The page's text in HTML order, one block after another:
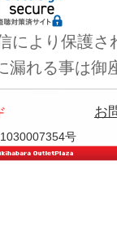
により保護さ
漏れる事は御
号
お